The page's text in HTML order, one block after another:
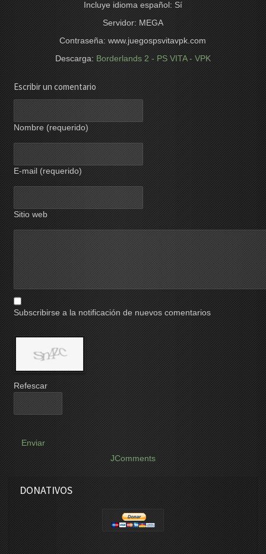
Incluye idioma español: Sí
Servidor: MEGA
Contraseña: www.juegospsvitavpk.com
Descarga:Borderlands 2 - PS VITA - VPK
Escribir un comentario
Nombre (requerido)
E-mail (requerido)
Sitio web
Subscribirse a la notificación de nuevos comentarios
Refescar
Enviar
JComments
DONATIVOS